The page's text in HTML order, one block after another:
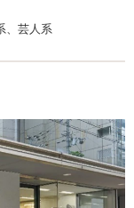
、芸人系